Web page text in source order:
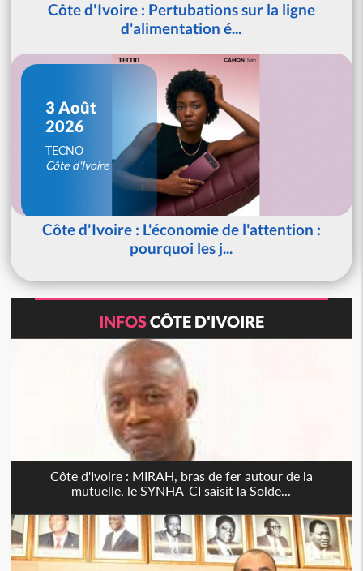
Côte d'Ivoire : Pertubations sur la ligne
d'alimentation é...
3 Août
2026
TECNO
Côte d'Ivoire
Côte d'Ivoire : L'économie de l'attention :
pourquoi les j...
INFOSCÔTE D'IVOIRE
Côte d'Ivoire : MIRAH, bras de fer autour de la
mutuelle, le SYNHA-CI saisit la Solde...